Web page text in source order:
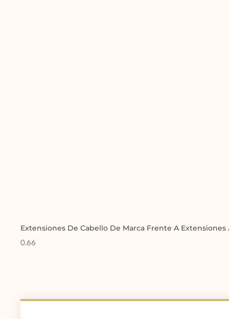
Extensiones De Cabello De Marca Frente A Extensiones